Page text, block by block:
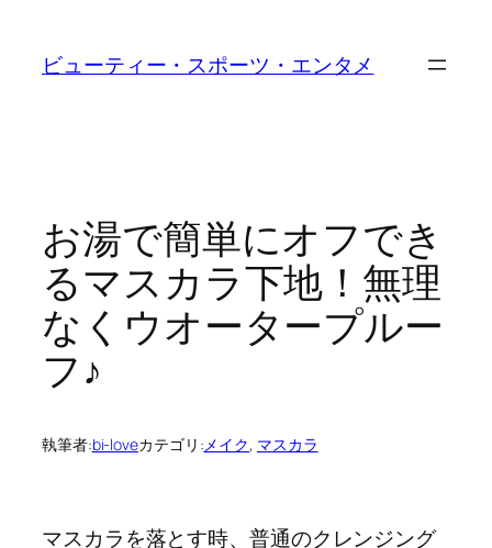
ビューティー・スポーツ・エンタメ
お湯で簡単にオフでき
るマスカラ下地！無理
なくウオータープルー
フ♪
執筆者:bi-loveカテゴリ:メイク, マスカラ
マスカラを落とす時、普通のクレンジング